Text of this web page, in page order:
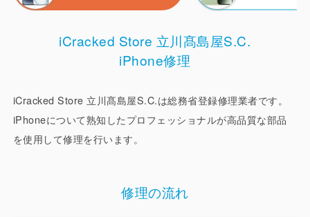
す。
もちろん、修理以外にも、LINE設定、操作や設定サ、機種
変更のデータ移行などのサポートサービスも行っています。
でもスマホに関するお悩みは、iCracked Store 立川髙島屋
S.C.にご相談ください。
電車：JR「立川駅」北口より徒歩3分、
iCracked Store 立川髙島屋S.C.
iPhone修理
iCracked Store 立川髙島屋S.C.は総務省登録修理業者です。
iPhoneについて熟知したプロフェッショナルが高品質な部品
を使用して修理を行います。
修理の流れ